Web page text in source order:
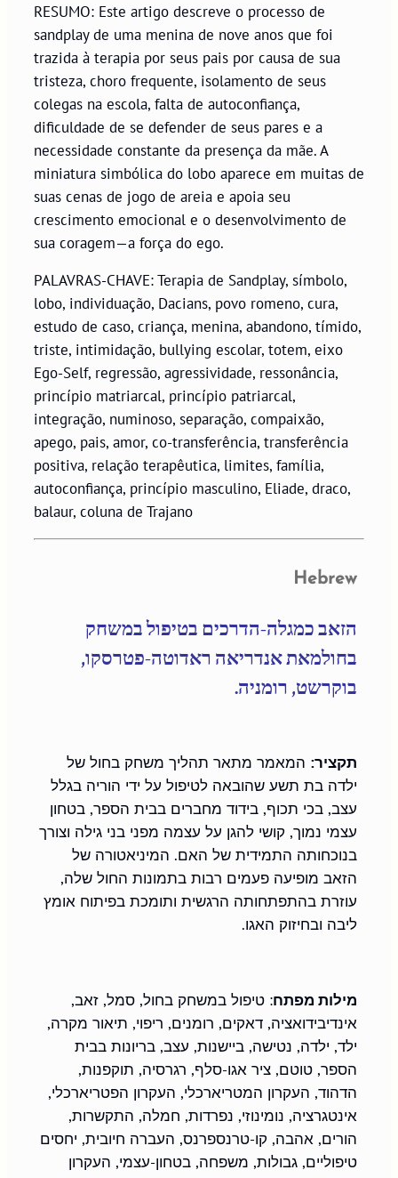
RESUMO: Este artigo descreve o processo de
sandplay de uma menina de nove anos que foi
trazida à terapia por seus pais por causa de sua
tristeza, choro frequente, isolamento de seus
colegas na escola, falta de autoconfiança,
dificuldade de se defender de seus pares e a
necessidade constante da presença da mãe. A
miniatura simbólica do lobo aparece em muitas de
suas cenas de jogo de areia e apoia seu
crescimento emocional e o desenvolvimento de
sua coragem—a força do ego.
PALAVRAS-CHAVE: Terapia de Sandplay, símbolo,
lobo, individuação, Dacians, povo romeno, cura,
estudo de caso, criança, menina, abandono, tímido,
triste, intimidação, bullying escolar, totem, eixo
Ego-Self, regressão, agressividade, ressonância,
princípio matriarcal, princípio patriarcal,
integração, numinoso, separação, compaixão,
apego, pais, amor, co-transferência, transferência
positiva, relação terapêutica, limites, família,
autoconfiança, princípio masculino, Eliade, draco,
balaur, coluna de Trajano
Hebrew
בוקרשט, רומניה.
תקציר:
ליבה ובחיזוק האגו.
מילות מפתח